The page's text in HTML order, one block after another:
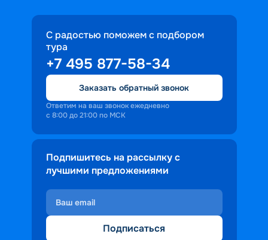
С радостью поможем с подбором
тура
+7 495 877-58-34
Заказать обратный звонок
Ответим на ваш звонок ежедневно
с 8:00 до 21:00 по МСК
Подпишитесь на рассылку с
лучшими предложениями
Подписаться